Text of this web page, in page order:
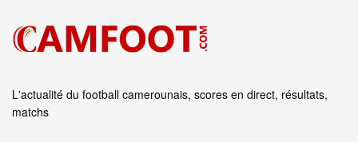
L'actualité du football camerounais, scores en direct, résultats,
matchs